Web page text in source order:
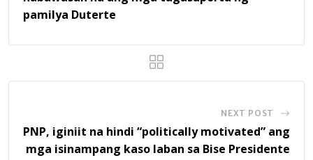
pamilya Duterte
NEXT POST
PNP, iginiit na hindi “politically motivated” ang
mga isinampang kaso laban sa Bise Presidente